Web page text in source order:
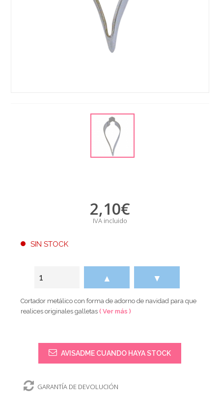
2,10€
IVA incluido
SIN STOCK
▲ ▼
Cortador metálico con forma de adorno de navidad para que
realices originales galletas( Ver más )
AVISADME CUANDO HAYA STOCK
GARANTÍA DE DEVOLUCIÓN